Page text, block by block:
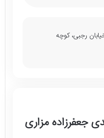
رجبی، کوچه
جعفرزاده مزاری